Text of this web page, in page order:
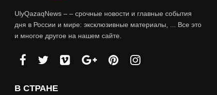
UlyQazaqNews – – срочные новости и главные события
дня в России и мире: эксклюзивные материалы, ... Все это
и многое другое на нашем сайте.
В СТРАНЕ